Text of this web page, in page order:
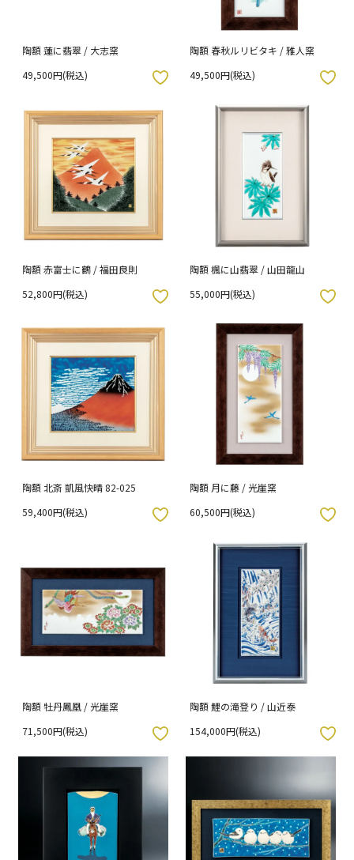
陶額 蓮に翡翠 / 大志窯
49,500円(税込)
陶額 春秋ルリビタキ / 雅人窯
49,500円(税込)
お気に入りボタン
陶額 赤富士に鶴 / 福田良則
52,800円(税込)
陶額 楓に山翡翠 / 山田龍山
55,000円(税込)
お気に入りボタン
陶額 北斎 凱風快晴 82-025
59,400円(税込)
陶額 月に藤 / 光崖窯
60,500円(税込)
お気に入りボタン
陶額 牡丹鳳凰 / 光崖窯
71,500円(税込)
陶額 鯉の滝登り / 山近泰
154,000円(税込)
お気に入りボタン